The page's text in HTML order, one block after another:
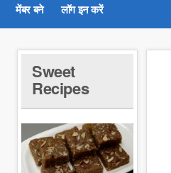
मेंबर बने लॉग इन करें
Sweet
Recipes